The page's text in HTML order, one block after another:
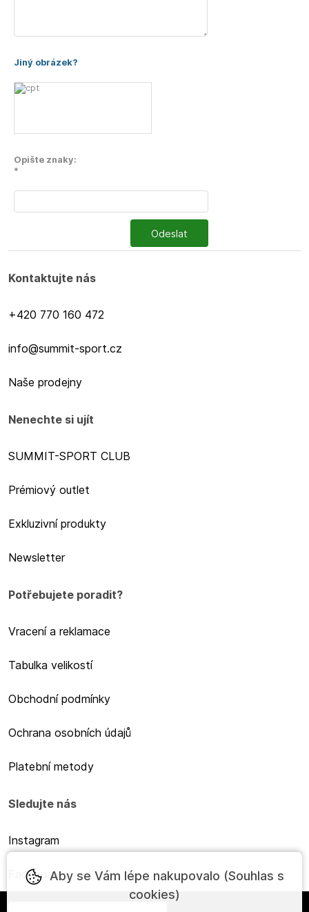
Jiný obrázek?
Opište znaky:
*
Odeslat
Kontaktujte nás
+420 770 160 472
info@summit-sport.cz
Naše prodejny
Nenechte si ujít
SUMMIT-SPORT CLUB
Prémiový outlet
Exkluzivní produkty
Newsletter
Potřebujete poradit?
Vracení a reklamace
Tabulka velikostí
Obchodní podmínky
Ochrana osobních údajů
Platební metody
Sledujte nás
Instagram
FacebookAby se Vám lépe nakupovalo (Souhlas s
cookies)